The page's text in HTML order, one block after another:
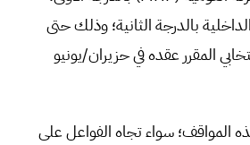
بالدرجة الثانية؛ وذلك حتى
المقرر عقده في حزيران/يونيو
المواقف؛ سواء تجاه الفواعل على